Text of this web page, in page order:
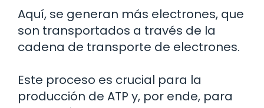
Aquí, se generan más electrones, que
son transportados a través de la
cadena de transporte de electrones.
Este proceso es crucial para la
producción de ATP y, por ende, para